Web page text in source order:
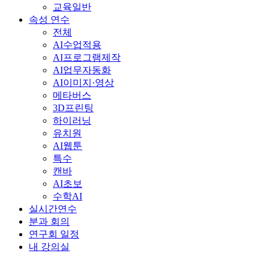
교육일반
속성 연수
전체
AI수업적용
AI프로그램제작
AI업무자동화
AI이미지·영상
메타버스
3D프린팅
하이러닝
유치원
AI웹툰
특수
캔바
AI초보
수학AI
실시간연수
분과 회의
연구회 일정
내 강의실